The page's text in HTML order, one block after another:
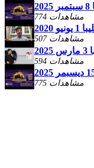
774 مشاهدات
507 مشاهدات
594 مشاهدات
775 مشاهدات